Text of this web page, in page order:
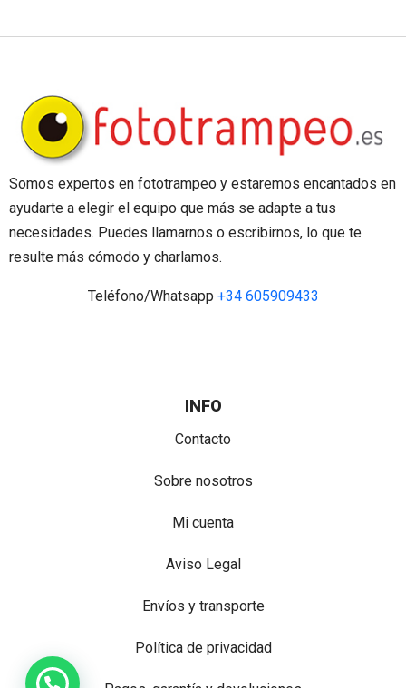
Somos expertos en fototrampeo y estaremos encantados en
ayudarte a elegir el equipo que más se adapte a tus
necesidades. Puedes llamarnos o escribirnos, lo que te
resulte más cómodo y charlamos.
Teléfono/Whatsapp +34 605909433
INFO
Contacto
Sobre nosotros
Mi cuenta
Aviso Legal
Envíos y transporte
Política de privacidad